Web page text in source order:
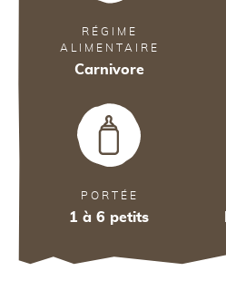
RÉGIME
ALIMENTAIRE
Carnivore
PORTÉE
1 à 6 petits
90